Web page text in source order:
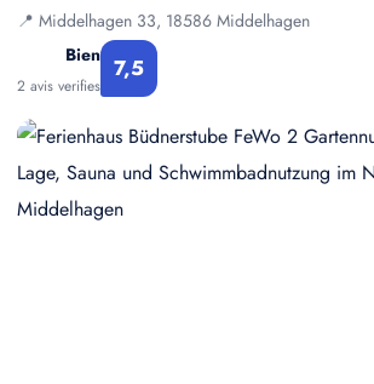
📍 Middelhagen 33, 18586 Middelhagen
Bien
2 avis verifies
7,5